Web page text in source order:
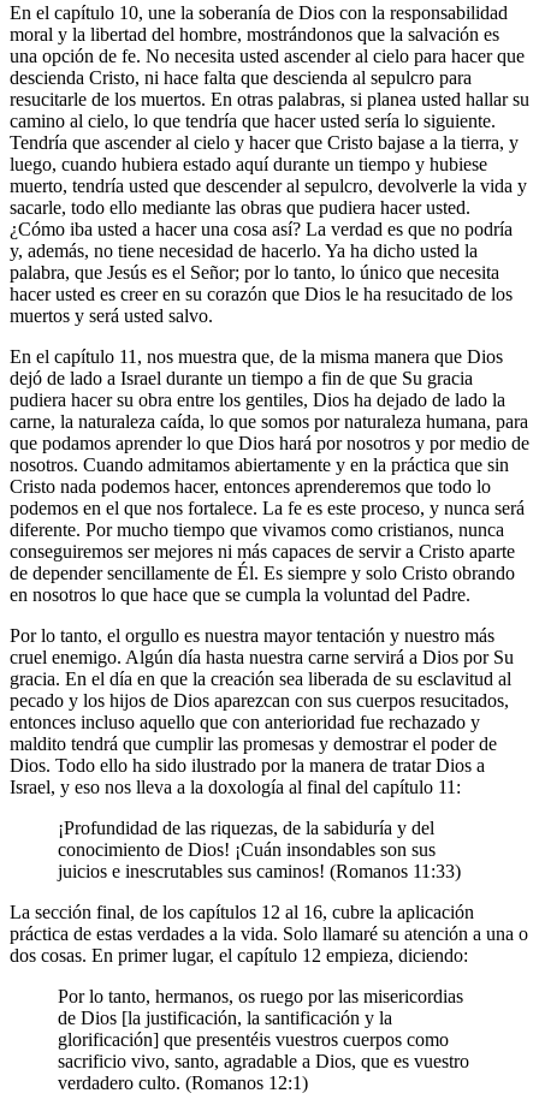
En el capítulo 10, une la soberanía de Dios con la responsabilidad
moral y la libertad del hombre, mostrándonos que la salvación es
una opción de fe. No necesita usted ascender al cielo para hacer que
descienda Cristo, ni hace falta que descienda al sepulcro para
resucitarle de los muertos. En otras palabras, si planea usted hallar su
camino al cielo, lo que tendría que hacer usted sería lo siguiente.
Tendría que ascender al cielo y hacer que Cristo bajase a la tierra, y
luego, cuando hubiera estado aquí durante un tiempo y hubiese
muerto, tendría usted que descender al sepulcro, devolverle la vida y
sacarle, todo ello mediante las obras que pudiera hacer usted.
¿Cómo iba usted a hacer una cosa así? La verdad es que no podría
y, además, no tiene necesidad de hacerlo. Ya ha dicho usted la
palabra, que Jesús es el Señor; por lo tanto, lo único que necesita
hacer usted es creer en su corazón que Dios le ha resucitado de los
muertos y será usted salvo.
En el capítulo 11, nos muestra que, de la misma manera que Dios
dejó de lado a Israel durante un tiempo a fin de que Su gracia
pudiera hacer su obra entre los gentiles, Dios ha dejado de lado la
carne, la naturaleza caída, lo que somos por naturaleza humana, para
que podamos aprender lo que Dios hará por nosotros y por medio de
nosotros. Cuando admitamos abiertamente y en la práctica que sin
Cristo nada podemos hacer, entonces aprenderemos que todo lo
podemos en el que nos fortalece. La fe es este proceso, y nunca será
diferente. Por mucho tiempo que vivamos como cristianos, nunca
conseguiremos ser mejores ni más capaces de servir a Cristo aparte
de depender sencillamente de Él. Es siempre y solo Cristo obrando
en nosotros lo que hace que se cumpla la voluntad del Padre.
Por lo tanto, el orgullo es nuestra mayor tentación y nuestro más
cruel enemigo. Algún día hasta nuestra carne servirá a Dios por Su
gracia. En el día en que la creación sea liberada de su esclavitud al
pecado y los hijos de Dios aparezcan con sus cuerpos resucitados,
entonces incluso aquello que con anterioridad fue rechazado y
maldito tendrá que cumplir las promesas y demostrar el poder de
Dios. Todo ello ha sido ilustrado por la manera de tratar Dios a
Israel, y eso nos lleva a la doxología al final del capítulo 11:
¡Profundidad de las riquezas, de la sabiduría y del
conocimiento de Dios! ¡Cuán insondables son sus
juicios e inescrutables sus caminos! (Romanos 11:33)
La sección final, de los capítulos 12 al 16, cubre la aplicación
práctica de estas verdades a la vida. Solo llamaré su atención a una o
dos cosas. En primer lugar, el capítulo 12 empieza, diciendo:
Por lo tanto, hermanos, os ruego por las misericordias
de Dios [la justificación, la santificación y la
glorificación] que presentéis vuestros cuerpos como
sacrificio vivo, santo, agradable a Dios, que es vuestro
verdadero culto. (Romanos 12:1)